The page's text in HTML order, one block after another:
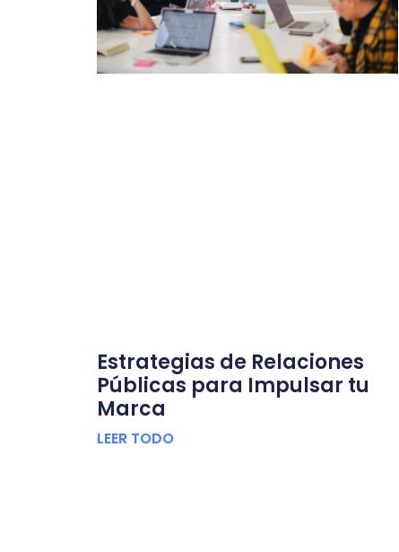
Estrategias de Relaciones
Públicas para Impulsar tu
Marca
LEER TODO